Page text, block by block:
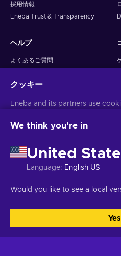
採用情報
Eneba Trust & Transparency
ヘルプ
よくあるご質問
チケットを作成する
ビジネス
広告掲載
クッキー
Eneba and its partners use
website. We use this
may also be used for ads
By clicking 'Accept all', you
technologies by Eneba and its
For more information on how
We think you're in
United
Language: English US
Would you like to see a local
Yes